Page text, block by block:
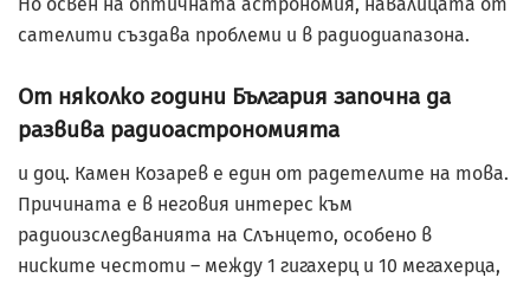
сателити създава проблеми и в радиодиапазона.
От няколко години България започна да
развива радиоастрономията
и доц. Камен Козарев е един от радетелите на това.
Причината е в неговия интерес към
радиоизследванията на Слънцето, особено в
ниските честоти – между 1 гигахерц и 10 мегахерца,